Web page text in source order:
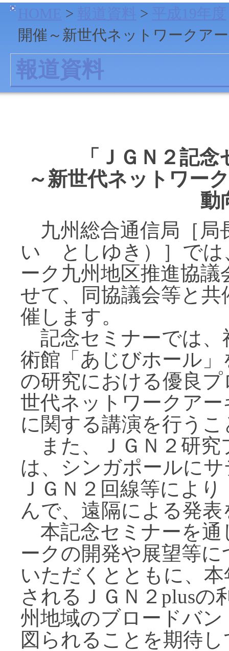
> >
開催～新世代ネットワークア
報道資料
「ＪＧＮ２記
～新世代ネットワー
動
九州総合通信局［
い としゆき）］では
ーク九州地区推進協
せて、同協議会等と
催します。
記念セミナーでは、
術館「あじびホール
の研究における優良
世代ネットワークア
に関する講演を行う
また、ＪＧＮ２研究
は、シンガポールに
ＪＧＮ２回線等によ
んで、遠隔による発
本記念セミナーを通
ークの開発や展望等
いただくとともに、
されるＪＧＮ２plusの
州地域のブロードバ
図られることを期待